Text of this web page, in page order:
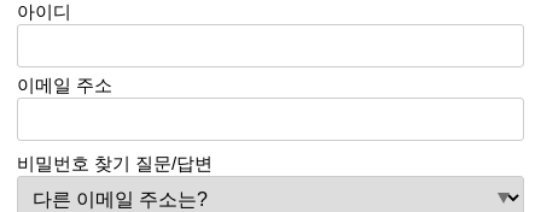
아이디
이메일 주소
비밀번호 찾기 질문/답변